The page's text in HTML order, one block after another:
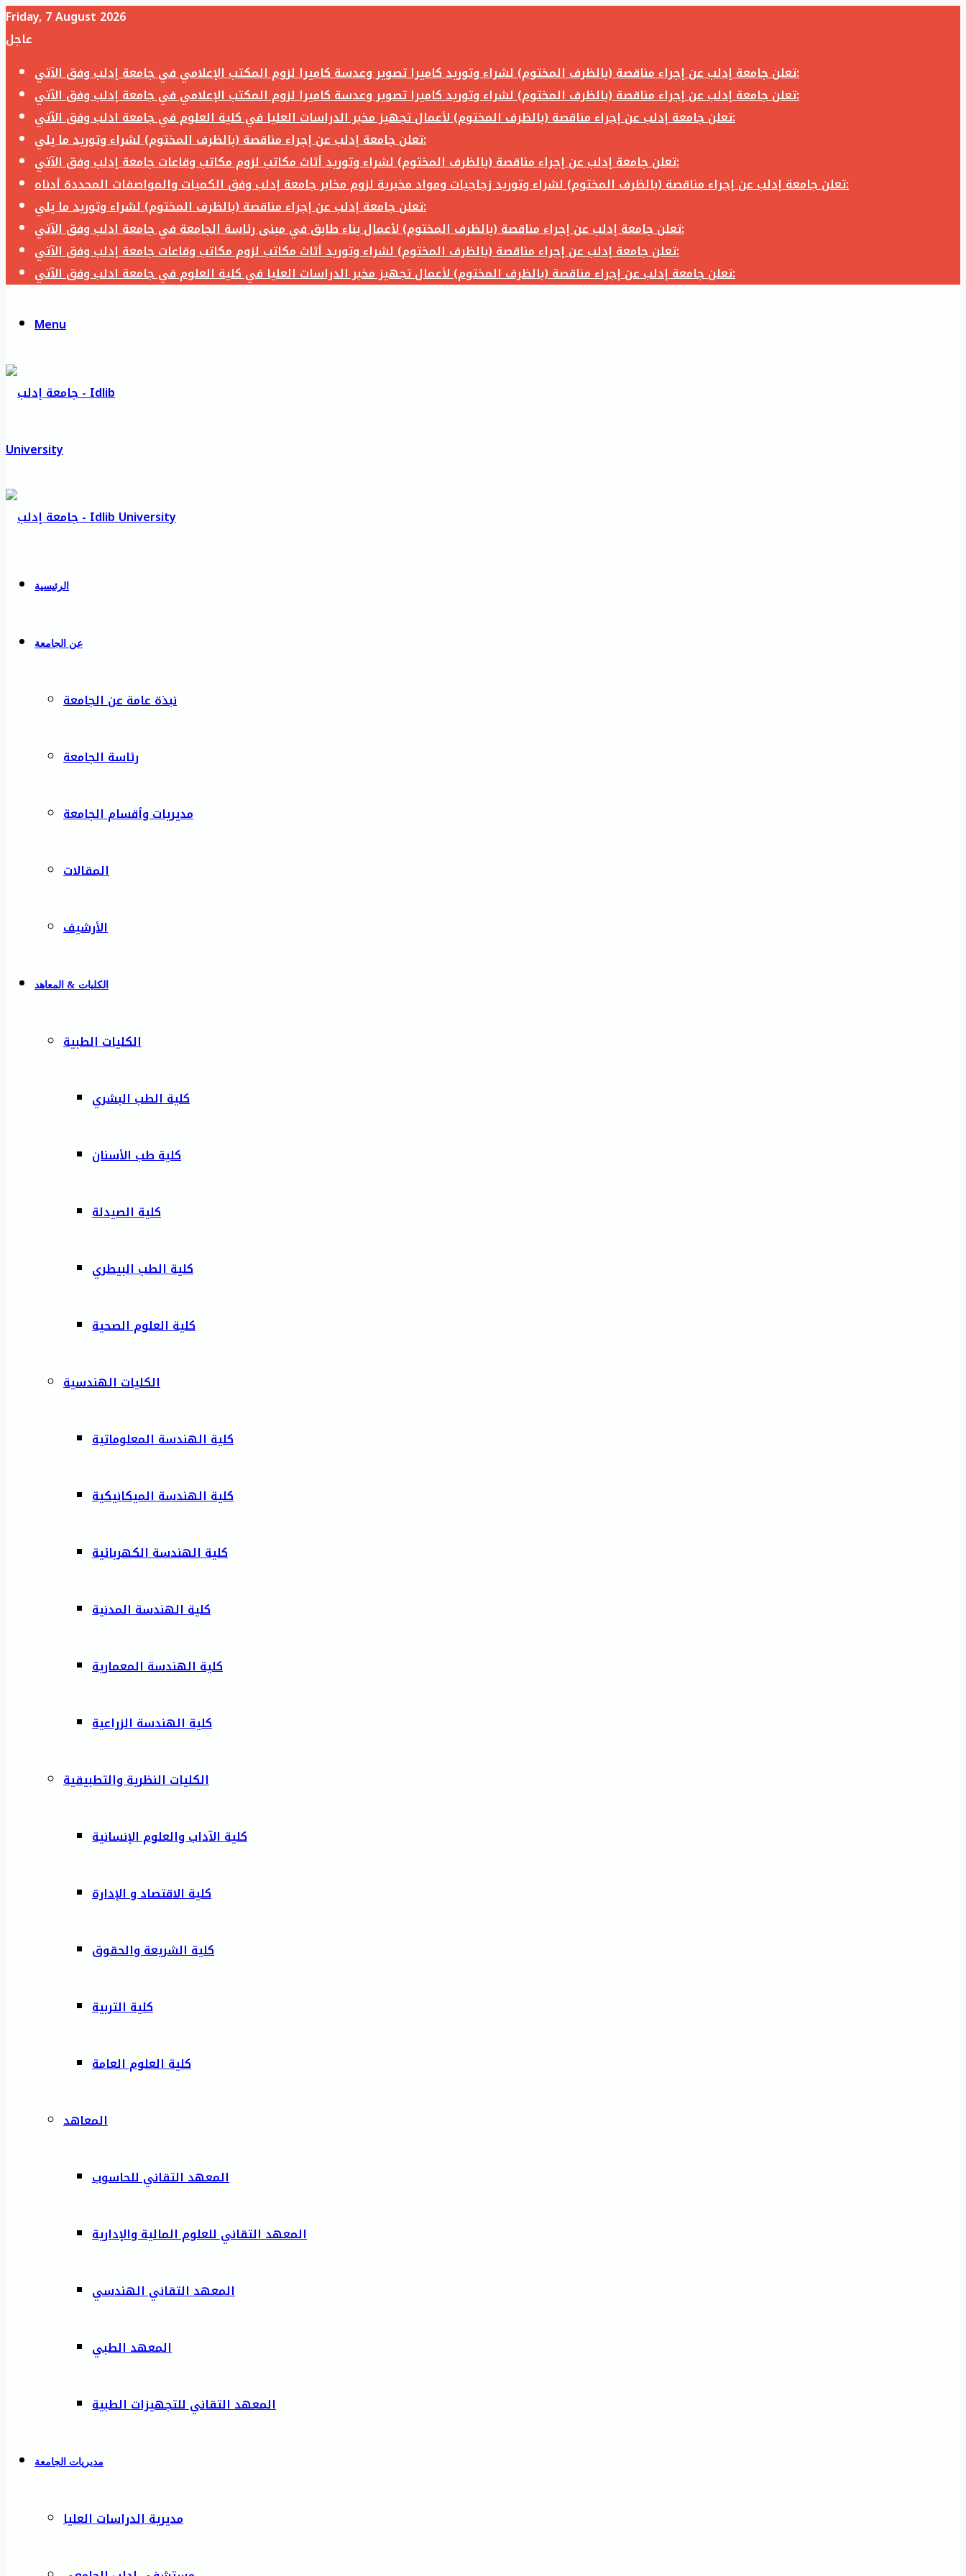
Friday, 7 August 2026
عاجل
تعلن جامعة إدلب عن إجراء مناقصة (بالظرف المختوم) لشراء وتوريد كاميرا تصوير وعدسة كاميرا لزوم المكتب الإعلامي في جامعة إدلب وفق الآتي:
تعلن جامعة إدلب عن إجراء مناقصة (بالظرف المختوم) لشراء وتوريد كاميرا تصوير وعدسة كاميرا لزوم المكتب الإعلامي في جامعة إدلب وفق الآتي:
تعلن جامعة إدلب عن إجراء مناقصة (بالظرف المختوم) لأعمال تجهيز مخبر الدراسات العليا في كلية العلوم في جامعة ادلب وفق الآتي:
تعلن جامعة إدلب عن إجراء مناقصة (بالظرف المختوم) لشراء وتوريد ما يلي:
تعلن جامعة إدلب عن إجراء مناقصة (بالظرف المختوم) لشراء وتوريد أثاث مكاتب لزوم مكاتب وقاعات جامعة إدلب وفق الآتي:
تعلن جامعة إدلب عن إجراء مناقصة (بالظرف المختوم) لشراء وتوريد زجاجيات ومواد مخبرية لزوم مخابر جامعة إدلب وفق الكميات والمواصفات المحددة أدناه:
تعلن جامعة إدلب عن إجراء مناقصة (بالظرف المختوم) لشراء وتوريد ما يلي:
تعلن جامعة إدلب عن إجراء مناقصة (بالظرف المختوم) لأعمال بناء طابق في مبنى رئاسة الجامعة في جامعة ادلب وفق الآتي:
تعلن جامعة إدلب عن إجراء مناقصة (بالظرف المختوم) لشراء وتوريد أثاث مكاتب لزوم مكاتب وقاعات جامعة إدلب وفق الآتي:
تعلن جامعة إدلب عن إجراء مناقصة (بالظرف المختوم) لأعمال تجهيز مخبر الدراسات العليا في كلية العلوم في جامعة ادلب وفق الآتي:
Menu
الرئيسية
عن الجامعة
نبذة عامة عن الجامعة
رئاسة الجامعة
مديريات وأقسام الجامعة
المقالات
الأرشيف
الكليات & المعاهد
الكليات الطبية
كلية الطب البشري
كلية طب الأسنان
كلية الصيدلة
كلية الطب البيطري
كلية العلوم الصحية
الكليات الهندسية
كلية الهندسة المعلوماتية
كلية الهندسة الميكانيكية
كلية الهندسة الكهربائية
كلية الهندسة المدنية
كلية الهندسة المعمارية
كلية الهندسة الزراعية
الكليات النظرية والتطبيقية
كلية الآداب والعلوم الإنسانية
كلية الاقتصاد و الإدارة
كلية الشريعة والحقوق
كلية التربية
كلية العلوم العامة
المعاهد
المعهد التقاني للحاسوب
المعهد التقاني للعلوم المالية والإدارية
المعهد التقاني الهندسي
المعهد الطبي
المعهد التقاني للتجهيزات الطبية
مديريات الجامعة
مديرية الدراسات العليا